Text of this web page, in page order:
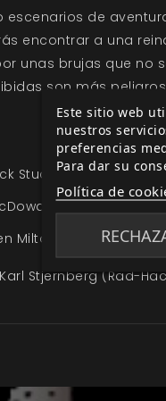
de
encontrar a una
unas brujas que no
son más
Stuart (Veins of the
(Into the Odd)
Milton (Maze Rats)
Stjernberg (Rad-
Este sitio web
nuestros
preferencias
Para dar su
Política de